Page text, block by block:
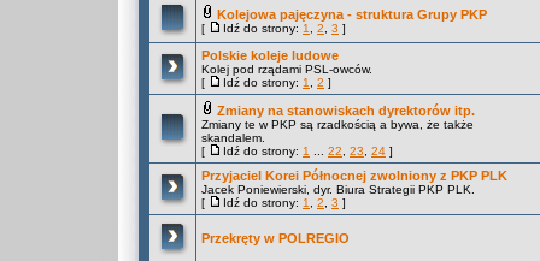
Kolejowa pajęczyna - struktura Grupy PKP
[ Idź do strony: 1 2 3 ]
Polskie koleje ludowe
Kolej pod rządami PSL-owców.
[
Idź do strony: 1 2 ]
Zmiany na stanowiskach dyrektorów itp.
Zmiany te w PKP są rzadkością a bywa, że także
skandalem.
[
Idź do strony: 1 22 23 24 ]
Przyjaciel Korei Północnej zwolniony z PKP PLK
Jacek Poniewierski, dyr. Biura Strategii PKP PLK.
[
Idź do strony: 1 2 3 ]
Przekręty w POLREGIO